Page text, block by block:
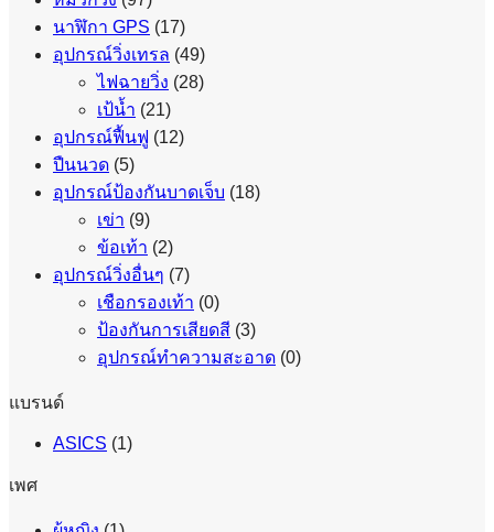
นาฬิกา GPS (17)
อุปกรณ์วิ่งเทรล (49)
ไฟฉายวิ่ง (28)
เป้น้ำ (21)
อุปกรณ์ฟื้นฟู (12)
ปืนนวด (5)
อุปกรณ์ป้องกันบาดเจ็บ (18)
เข่า (9)
ข้อเท้า (2)
อุปกรณ์วิ่งอื่นๆ (7)
เชือกรองเท้า (0)
ป้องกันการเสียดสี (3)
อุปกรณ์ทำความสะอาด (0)
แบรนด์
ASICS (1)
เพศ